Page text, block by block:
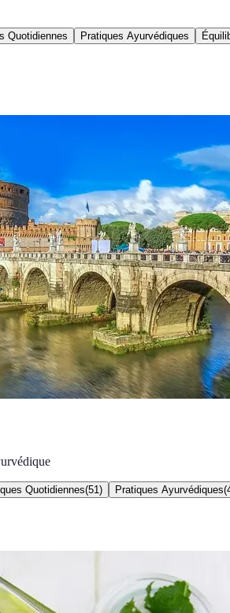
Quotidiennes Pratiques Ayurvédiques
Quotidiennes(51 ) Pratiques Ayurvédiques(